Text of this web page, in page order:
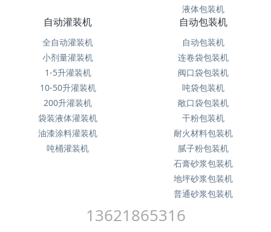
液体包装机
自动灌装机
全自动灌装机
小剂量灌装机
1-5升灌装机
10-50升灌装机
200升灌装机
袋装液体灌装机
油漆涂料灌装机
吨桶灌装机
自动包装机
自动包装机
连卷袋包装机
阀口袋包装机
吨袋包装机
敞口袋包装机
干粉包装机
耐火材料包装机
腻子粉包装机
石膏砂浆包装机
地坪砂浆包装机
普通砂浆包装机
13621865316